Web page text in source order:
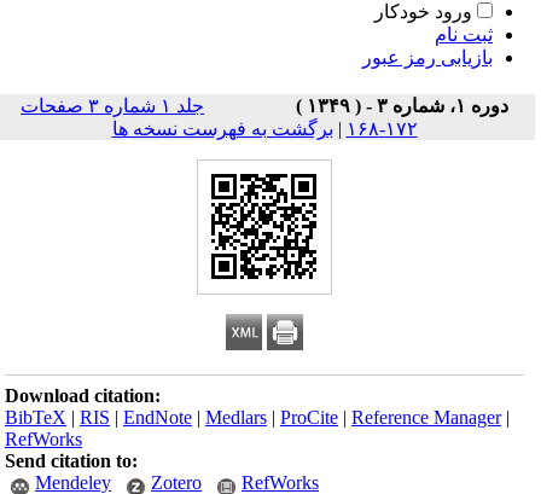
ورود خودکار
ثبت نام
بازیابی رمز عبور
دوره ۱، شماره ۳ - ( ۱۳۴۹ )
جلد ۱ شماره ۳ صفحات
۱۷۲-۱۶۸
| برگشت به فهرست نسخه ها
Download citation:
BibTeX |RIS |EndNote |Medlars |ProCite |Reference Manager
RefWorks
Send citation to:
Mendeley
Zotero RefWorks